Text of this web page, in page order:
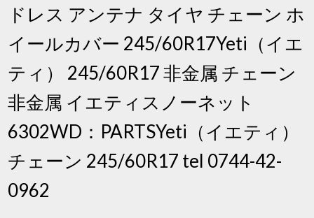
ドレス アンテナ タイヤ チェーン ホ
イールカバー 245/60R17Yeti（イエ
ティ） 245/60R17 非金属 チェーン
非金属 イエティスノーネット
6302WD：PARTSYeti（イエティ）
チェーン 245/60R17 tel 0744-42-
0962